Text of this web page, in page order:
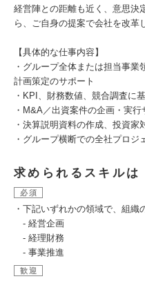
経営陣との距離も近く、意思決
ら、ご自身の提案で会社を改革
【具体的な仕事内容】
・グループ全体または担当事
計画策定のサポート
・KPI、財務数値、競合調査に
・M&A／出資案件の企画・実行
・決算説明資料の作成、投資家
・グループ横断での全社プロジ
求められるスキルは
必須
・下記いずれかの領域で、組
- 経営企画
- 経理財務
- 事業推進
歓迎